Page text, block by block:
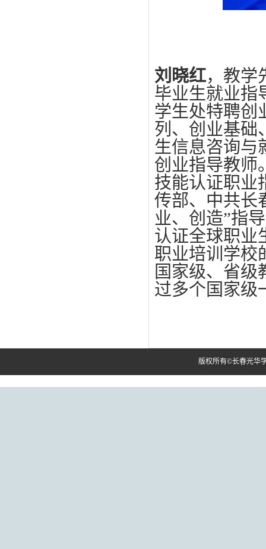
刘晓红，教学
毕业生就业指
学生处特聘创
列、创业基础
生信息咨询与
创业指导教师
技能认证职业
传部、中共长
业、创造”指
认证全球职业
职业培训学校
国家级、省
过多个国家级
版权所有©长春光华